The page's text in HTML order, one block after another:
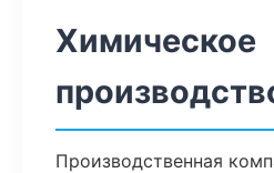
Химическое
Производственная